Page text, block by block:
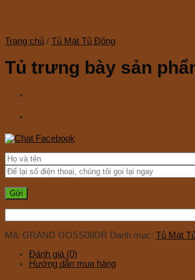
Trang chủ / Tủ Mát Tủ Đông
Tủ trưng bày sản
Mã: GRAND GOSS08DR Danh mục: Tủ Mát
Đánh giá (0)
Hướng dẫn mua hàng